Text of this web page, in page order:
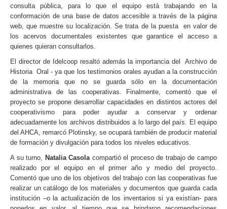
consulta pública, para lo que el equipo está trabajando en la
conformación de una base de datos accesible a través de la página
web, que muestre su localización. Se trata de la puesta en valor de
los acervos documentales existentes que garantice el acceso a
quienes quieran consultarlos.
El director de Idelcoop resaltó además la importancia del Archivo de
Historia Oral - ya que los testimonios orales ayudan a la construcción
de la memoria que no se guarda sólo en la documentación
administrativa de las cooperativas. Finalmente, comentó que el
proyecto se propone desarrollar capacidades en distintos actores del
cooperativismo para poder ayudar a conservar y ordenar
adecuadamente los archivos distribuidos a lo largo del país. El equipo
del AHCA, remarcó Plotinsky, se ocupará también de producir material
de formación y divulgación para todos los niveles educativos.
A su turno, Natalia Casolacompartió el proceso de trabajo de campo
realizado por el equipo en el primer año y medio del proyecto.
Comentó que uno de los objetivos del trabajo con las cooperativas fue
realizar un catálogo de los materiales y documentos que guarda cada
institución –o la actualización de los inventarios si ya existían- para